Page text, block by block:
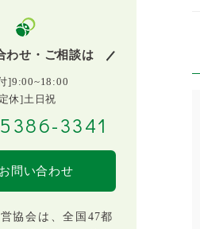
わせ・ご相談は
]9:00~18:00
休]土日祝
3341
お問い合わせ
協会は、全国47都